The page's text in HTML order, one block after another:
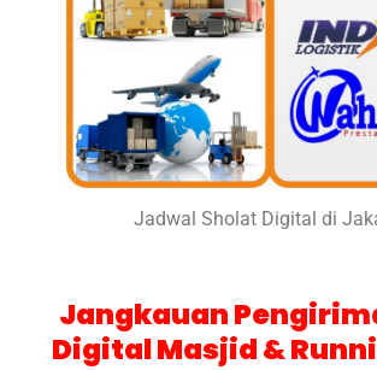
Jadwal Sholat Digital di
Jangkauan
Digital Masjid &